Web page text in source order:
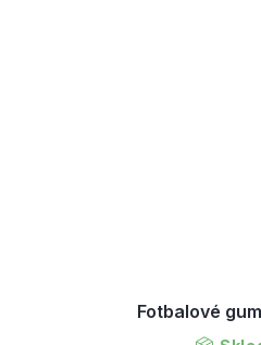
Fotbalové